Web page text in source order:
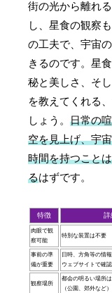
街の光から離れ
し、星食の観察
の工夫で、宇宙
きるのです。星
秘と美しさ、そ
を教えてくれる
しょう。日常の
空を見上げ、宇
時間を持つこと
るはずです。
特徴 詳
肉眼で観
察可能
特別な装置は不要
事前の準
備が重要
日時、方角等の情
ウェブサイトで確認
観察場所
都会の明るい場所
（公園、郊外など